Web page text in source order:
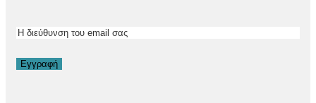
Εγγραφή